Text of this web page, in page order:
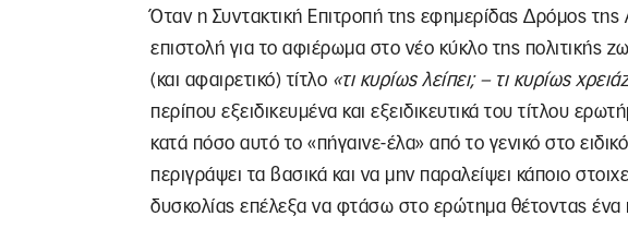
Όταν η Συντακτική Επιτροπή της εφημερίδας Δρόμος της
επιστολή για το αφιέρωμα στο νέο κύκλο της πολιτικής
(και αφαιρετικό) τίτλο «τι κυρίως λείπει; – τι κυρίως
περίπου εξειδικευμένα και εξειδικευτικά του τίτλου
κατά πόσο αυτό το «πήγαινε-έλα» από το γενικό στο
περιγράψει τα βασικά και να μην παραλείψει κάποιο
δυσκολίας επέλεξα να φτάσω στο ερώτημα θέτοντας ένα